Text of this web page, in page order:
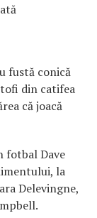
fustă conică
din catifea
că joacă
fotbal Dave
la
Delevingne,